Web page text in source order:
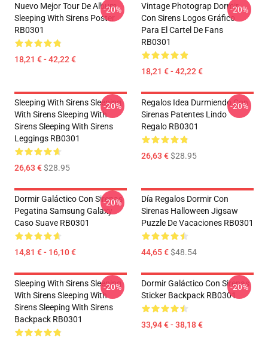
Nuevo Mejor Tour De Album
Sleeping With Sirens Poster
RB0301
18,21 € - 42,22 €
-20%
Vintage Photograp Dormir
Con Sirens Logos Gráfico
Para El Cartel De Fans
RB0301
18,21 € - 42,22 €
-20%
Sleeping With Sirens Sleeping
With Sirens Sleeping With
Sirens Sleeping With Sirens
Leggings RB0301
26,63 €$28.95
-20%
Regalos Idea Durmiendo Con
Sirenas Patentes Lindo
Regalo RB0301
26,63 €$28.95
-20%
Dormir Galáctico Con Sirenas
Pegatina Samsung Galaxy
Caso Suave RB0301
14,81 € - 16,10 €
-20%
Día Regalos Dormir Con
Sirenas Halloween Jigsaw
Puzzle De Vacaciones RB0301
44,65 €$48.54
Sleeping With Sirens Sleeping
With Sirens Sleeping With
Sirens Sleeping With Sirens
Backpack RB0301
-20%
Dormir Galáctico Con Sirenas
Sticker Backpack RB0301
33,94 € - 38,18 €
-20%